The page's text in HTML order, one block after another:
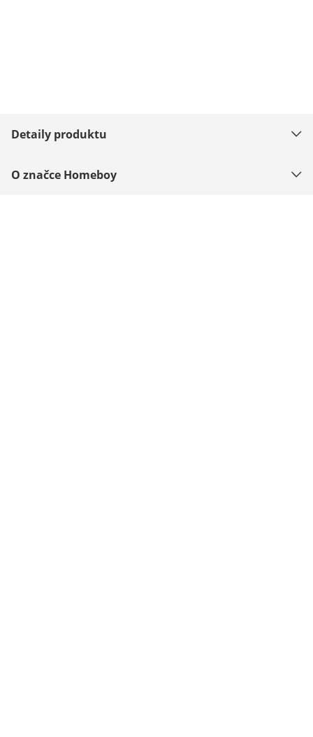
Detaily produktu
O značce Homeboy